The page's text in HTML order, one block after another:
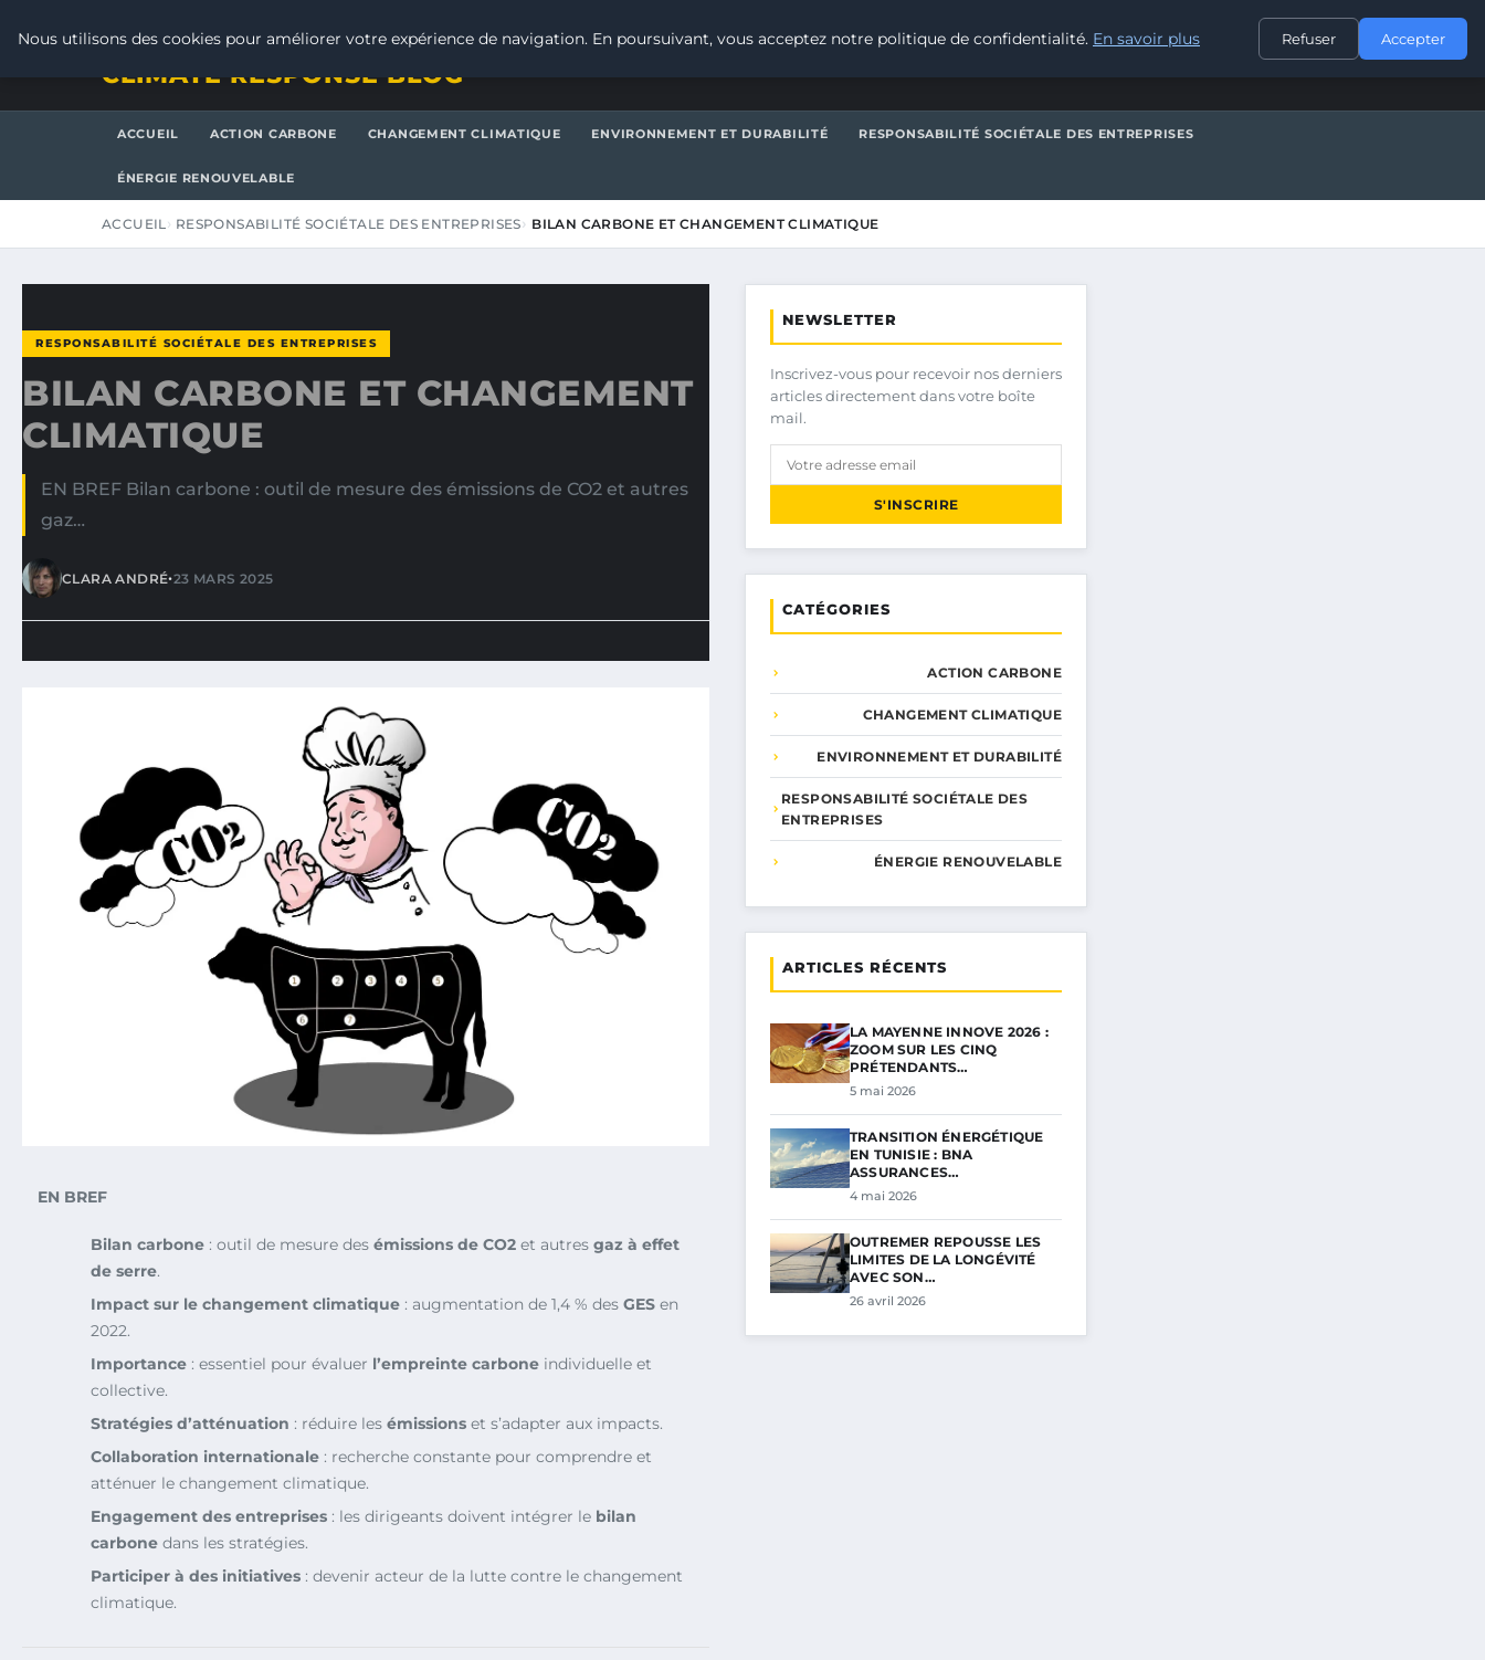
CONTACT
CLIMATE RESPONSE BLOG
ACCUEIL ACTION CARBONE CHANGEMENT CLIMATIQUE ENVIRONNEMENT ET DURABILITÉ RESPONSABILITÉ SOCIÉTALE DES ENTREPRISES
ÉNERGIE RENOUVELABLE
ACCUEIL RESPONSABILITÉ SOCIÉTALE DES ENTREPRISES BILAN CARBONE ET CHANGEMENT CLIMATIQUE
RESPONSABILITÉ SOCIÉTALE DES ENTREPRISES
BILAN CARBONE ET CHANGEMENT
CLIMATIQUE
EN BREF Bilan carbone : outil de mesure des émissions de CO2 et autres
gaz…
CLARA ANDRÉ•23 MARS 2025
EN BREF
Bilan carbone : outil de mesure des émissions de CO2 et autres gaz à effet
de serre.
Impact sur le changement climatique : augmentation de 1,4 % des GES en
2022.
Importance : essentiel pour évaluer l’empreinte carbone individuelle et
collective.
Stratégies d’atténuation : réduire les émissions et s’adapter aux impacts.
Collaboration internationale : recherche constante pour comprendre et
atténuer le changement climatique.
Engagement des entreprises : les dirigeants doivent intégrer le bilan
carbone dans les stratégies.
Participer à des initiatives : devenir acteur de la lutte contre le changement
climatique.
NEWSLETTER
Inscrivez-vous pour recevoir nos derniers
articles directement dans votre boîte
mail.
S'INSCRIRE
CATÉGORIES
ACTION CARBONE
CHANGEMENT CLIMATIQUE
ENVIRONNEMENT ET DURABILITÉ
RESPONSABILITÉ SOCIÉTALE DES
ENTREPRISES
ÉNERGIE RENOUVELABLE
ARTICLES RÉCENTS
LA MAYENNE INNOVE 2026 :
ZOOM SUR LES CINQ
PRÉTENDANTS…
5 mai 2026
TRANSITION ÉNERGÉTIQUE
EN TUNISIE : BNA
ASSURANCES…
4 mai 2026
OUTREMER REPOUSSE LES
LIMITES DE LA LONGÉVITÉ
AVEC SON…
26 avril 2026
Nous utilisons des cookies pour améliorer votre expérience de navigation. En poursuivant, vous acceptez notre politique de confidentialité. En savoir plus Refuser Accepter